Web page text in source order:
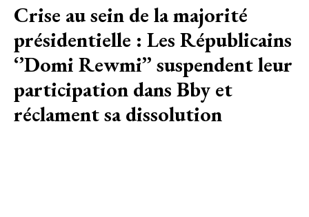
Crise au sein de la majorité
présidentielle : Les Républicains
‘’Domi Rewmi’’ suspendent leur
participation dans Bby et
réclament sa dissolution